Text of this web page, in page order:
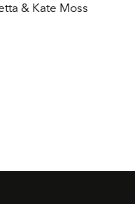
& Kate Moss